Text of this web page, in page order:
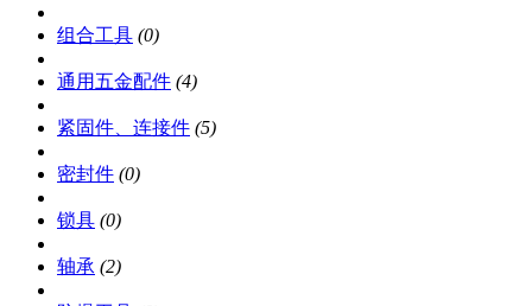
组合工具 (0)
通用五金配件 (4)
紧固件、连接件 (5)
密封件 (0)
锁具 (0)
轴承 (2)